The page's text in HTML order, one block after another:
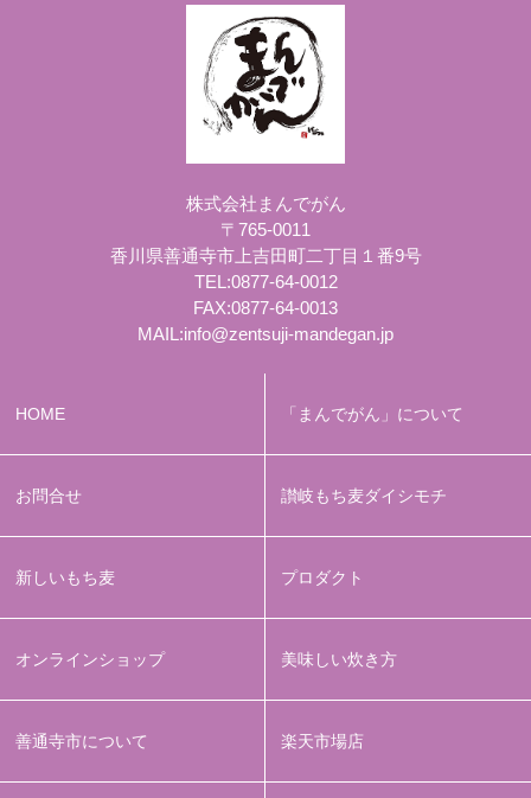
株式会社まんでがん
〒765-0011
香川県善通寺市上吉田町二丁目１番9号
TEL:0877-64-0012
FAX:0877-64-0013
MAIL:info@zentsuji-mandegan.jp
HOME 「まんでがん」について
お問合せ 讃岐もち麦ダイシモチ
新しいもち麦 プロダクト
オンラインショップ 美味しい炊き方
善通寺市について 楽天市場店